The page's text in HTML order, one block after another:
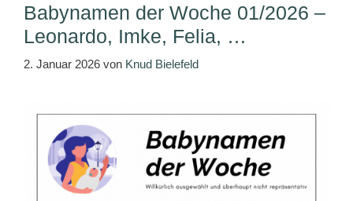
Babynamen der Woche 01/2026 –
Leonardo, Imke, Felia, …
2. Januar 2026 von Knud Bielefeld